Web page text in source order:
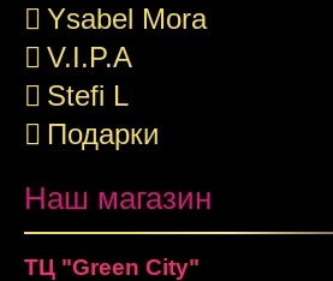
Ysabel Mora
V.I.P.A
Stefi L
Подарки
Наш магазин
ТЦ "Green City"